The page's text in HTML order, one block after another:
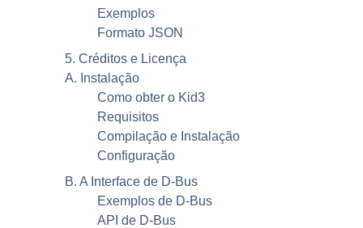
Exemplos
Formato JSON
5. Créditos e Licença
A. Instalação
Como obter o Kid3
Requisitos
Compilação e Instalação
Configuração
B. A Interface de D-Bus
Exemplos de D-Bus
API de D-Bus